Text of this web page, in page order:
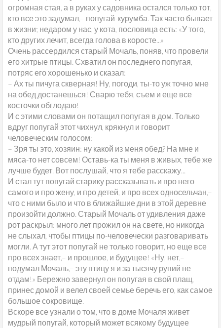
огромная стая, а в руках у садовника остался только тот,
кто все это задумал,– попугай-курумба. Так часто бывает
в жизни; недаром у нас, у кота, пословица есть: «У того,
кто других лечит, всегда голова в коросте...»
Очень рассердился старый Мочаль, поняв, что провели
его хитрые птицы. Схватил он последнего попугая,
потряс его хорошенько и сказал:
– Ах ты пичуга скверная! Ну, погоди, ты-то уж точно мне
на обед достанешься! Сварю тебя, съем и еще все
косточки обглодаю!
И с этими словами он потащил попугая в дом. Только
вдруг попугай этот чихнул, крякнул и говорит
человеческим голосом:
– Зря ты это, хозяин: ну какой из меня обед? На мне и
мяса-то нет совсем! Оставь-ка ты меня в живых, тебе же
лучше будет. Вот послушай, что я тебе расскажу...
И стал тут попугай старику рассказывать и про него
самого и про жену, и про детей, и про всех односельчан,–
что с ними было и что в ближайшие дни в этой деревне
произойти должно. Старый Мочаль от удивления даже
рот раскрыл: много лет прожил он на свете, но никогда
не слыхал, чтобы птицы по-человечески разговаривать
могли. А тут этот попугай не только говорит, но еще все
про всех знает,– и прошлое, и будущее! «Ну, нет,–
подумал Мочаль,– эту птицу я и за тысячу рупий не
отдам!» Бережно завернул он попугая в свой плащ,
принес домой и велел своей семье беречь его, как самое
большое сокровище.
Вскоре все узнали о том, что в доме Мочаля живет
мудрый попугай, который может всякому будущее